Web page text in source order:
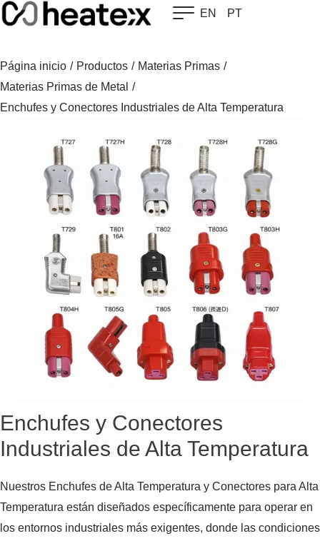
Skip
to
EN PT
Página inicio / Productos / Materias Primas /
Materias Primas de Metal /
Enchufes y Conectores Industriales de Alta Temperatura
Enchufes y Conectores
Industriales de Alta Temperatura
Nuestros Enchufes de Alta Temperatura y Conectores para Alta
Temperatura están diseñados específicamente para operar en
los entornos industriales más exigentes, donde las condiciones